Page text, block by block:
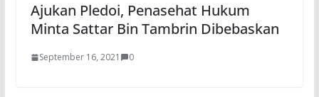
Ajukan Pledoi, Penasehat Hukum
Minta Sattar Bin Tambrin Dibebaskan
September 16, 2021 0